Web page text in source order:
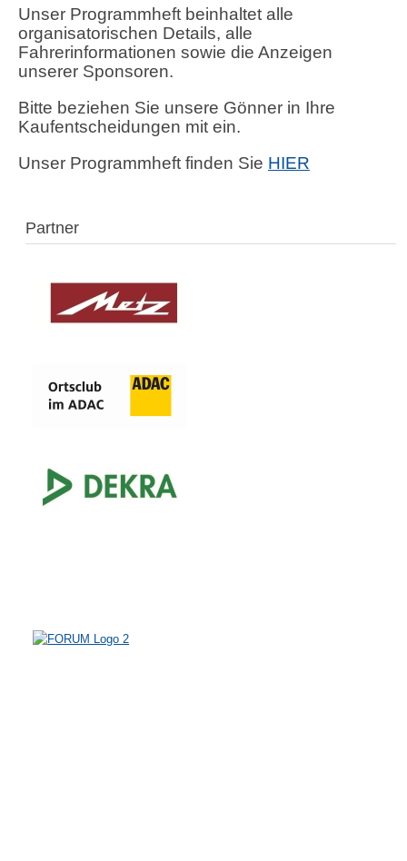
Unser Programmheft beinhaltet alle
organisatorischen Details, alle
Fahrerinformationen sowie die Anzeigen
unserer Sponsoren.
Bitte beziehen Sie unsere Gönner in Ihre
Kaufentscheidungen mit ein.
Unser Programmheft finden Sie HIER
Partner